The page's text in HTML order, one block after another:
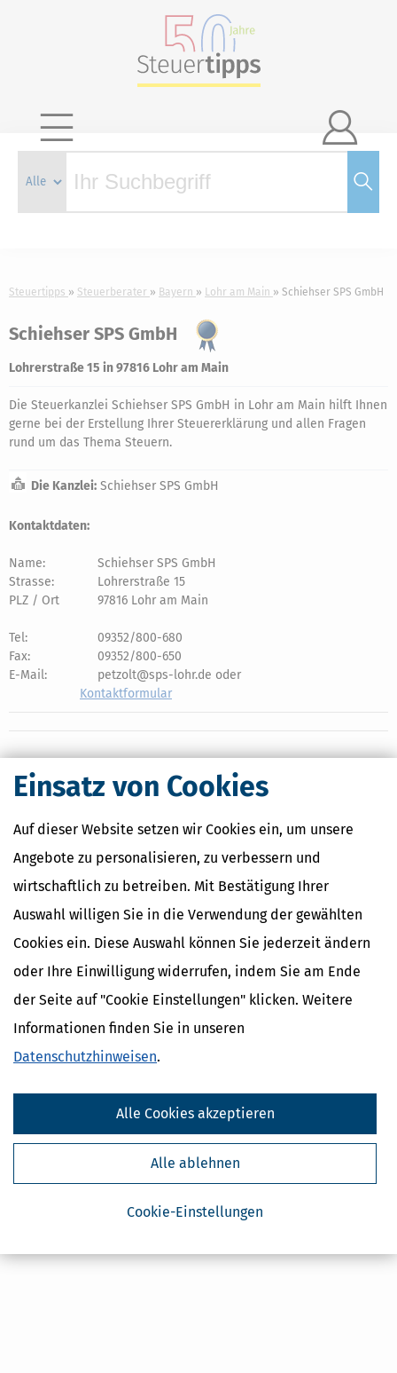
Einsatz von Cookies
Auf dieser Website setzen wir Cookies ein, um unsere
Angebote zu personalisieren, zu verbessern und
wirtschaftlich zu betreiben. Mit Bestätigung Ihrer
Auswahl willigen Sie in die Verwendung der gewählten
Cookies ein. Diese Auswahl können Sie jederzeit ändern
oder Ihre Einwilligung widerrufen, indem Sie am Ende
der Seite auf "Cookie Einstellungen" klicken. Weitere
Informationen finden Sie in unseren
Datenschutzhinweisen.
Cookie-Einstellungen
Alle ablehnen
Alle Cookies akzeptieren

Steuertipps Steuerberater Bayern Lohr am Main Schiehser SPS GmbH
Schiehser SPS GmbH
Lohrerstraße 15 in 97816 Lohr am Main
Die Steuerkanzlei Schiehser SPS GmbH in Lohr am Main hilft Ihnen
gerne bei der Erstellung Ihrer Steuererklärung und allen Fragen
rund um das Thema Steuern.
Die Kanzlei: Schiehser SPS GmbH
Kontaktdaten:
Name:
Schiehser SPS GmbH
Strasse:
Lohrerstraße 15
PLZ / Ort
97816 Lohr am Main
Tel:
09352/800-680
Fax:
09352/800-650
E-Mail:
petzolt@sps-lohr.de oder
Kontaktformular